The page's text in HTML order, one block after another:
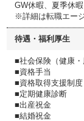
GW休暇、夏季休
※詳細は転職エー
待遇・福利厚生
■社会保険（健康・
■資格手当
■資格取得支援制度
■定期健康診断
■出産祝金
■結婚祝金